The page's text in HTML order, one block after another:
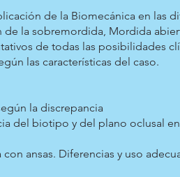
de la Biomecánica en las
la sobremordida, Mordida
de todas las posibilidades
las características del caso.
la discrepancia
del biotipo y del plano oclusal
ansas. Diferencias y uso